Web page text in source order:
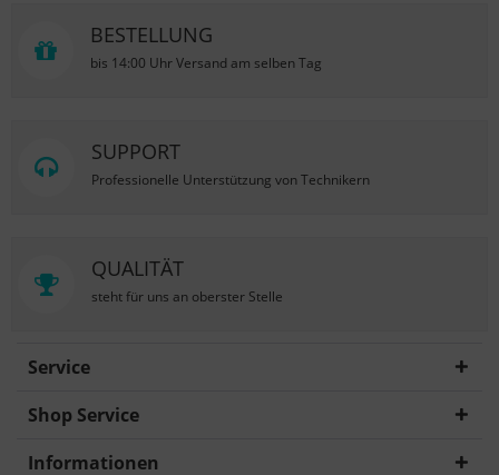
BESTELLUNG
bis 14:00 Uhr Versand am selben Tag
SUPPORT
Professionelle Unterstützung von Technikern
QUALITÄT
steht für uns an oberster Stelle
Service
Shop Service
Informationen